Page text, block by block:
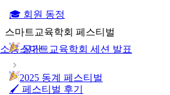
소통 공간
🎓 회원 동정
스마트교육학회 페스티벌
스마트교육학회 세션 발표
2025 동계 페스티벌
🖌️ 페스티벌 후기